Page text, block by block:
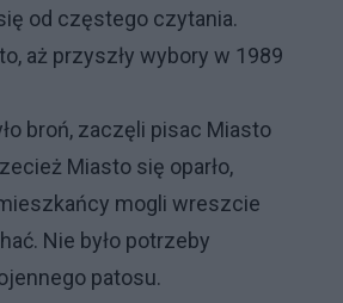
się od częstego czytania.
aż przyszły wybory w 1989
broń, zaczęli pisac Miasto
Miasto się oparło,
mogli wreszcie
Nie było potrzeby
patosu.